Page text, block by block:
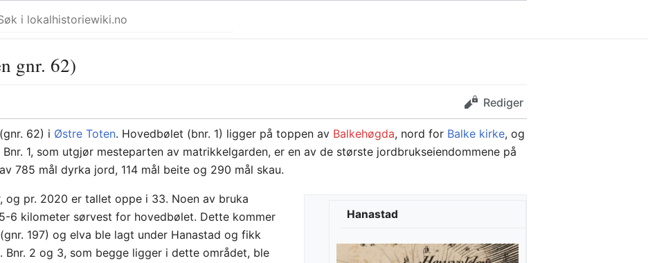
gnr. 62)
Rediger
(gnr. 62) i Østre Toten. Hovedbølet (bnr. 1) ligger på toppen av Balkehøgda, nord for Balke kirke, og
Bnr. 1, som utgjør mesteparten av matrikkelgarden, er en av de største jordbrukseiendommene på
785 mål dyrka jord, 114 mål beite og 290 mål skau.
Hanastad
og pr. 2020 er tallet oppe i 33. Noen av bruka
6 kilometer sørvest for hovedbølet. Dette kommer
(gnr. 197) og elva ble lagt under Hanastad og fikk
Bnr. 2 og 3, som begge ligger i dette området, ble